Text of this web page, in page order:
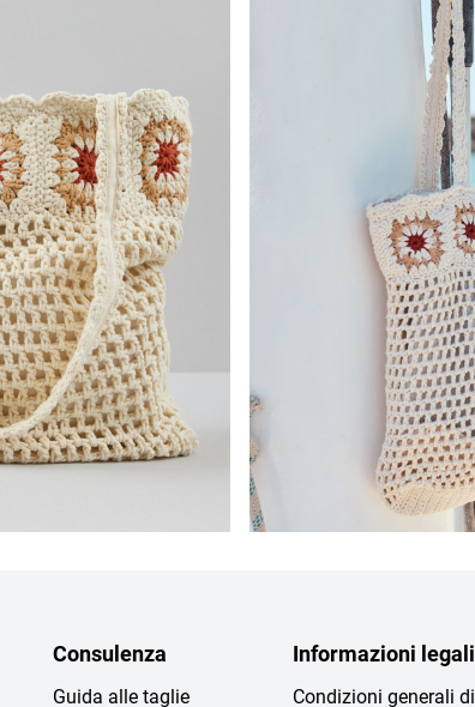
Consulenza
Guida alle taglie
Informazioni legali
Condizioni generali di